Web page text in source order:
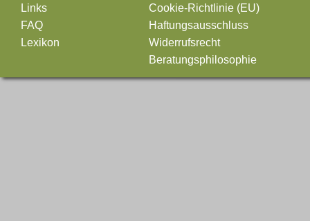
Links
FAQ
Lexikon
Cookie-Richtlinie (EU)
Haftungsausschluss
Widerrufsrecht
Beratungsphilosophie